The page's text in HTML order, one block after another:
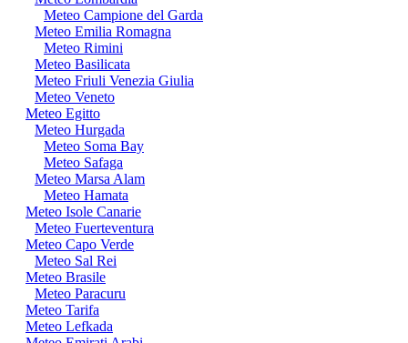
Meteo Campione del Garda
Meteo Emilia Romagna
Meteo Rimini
Meteo Basilicata
Meteo Friuli Venezia Giulia
Meteo Veneto
Meteo Egitto
Meteo Hurgada
Meteo Soma Bay
Meteo Safaga
Meteo Marsa Alam
Meteo Hamata
Meteo Isole Canarie
Meteo Fuerteventura
Meteo Capo Verde
Meteo Sal Rei
Meteo Brasile
Meteo Paracuru
Meteo Tarifa
Meteo Lefkada